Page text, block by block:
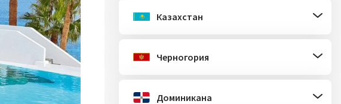
Казахстан
Черногория
Доминикана